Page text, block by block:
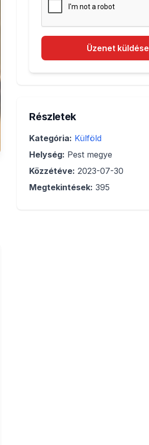
Üzenet küldése
Részletek
Kategória: Külföld
Helység: Pest megye
Közzétéve: 2023-07-30
Megtekintések: 395